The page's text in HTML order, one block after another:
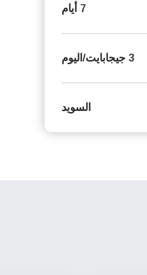
7 أيام
3 جيجابايت/اليوم
السويد